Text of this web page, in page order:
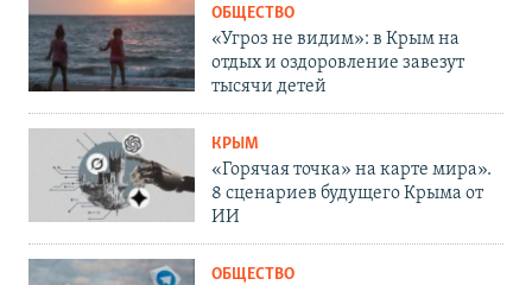
ОБЩЕСТВО
«Угроз не видим»: в Крым на
отдых и оздоровление завезут
тысячи детей
КРЫМ
«Горячая точка» на карте мира».
8 сценариев будущего Крыма от
ИИ
ОБЩЕСТВО